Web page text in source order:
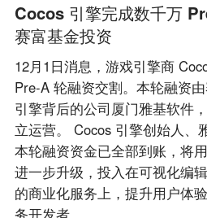
Cocos 引擎完成数千万
赛富基金投资
12月1日消息，游戏引擎商
Pre-A 轮融资交割。本轮融资
引擎背后的公司厦门雅基软件
立运营。 Cocos 引擎创始人、
本轮融资资金已全部到账，将
进一步升级，投入在可视化编
的商业化服务上，提升用户体
务开发者。